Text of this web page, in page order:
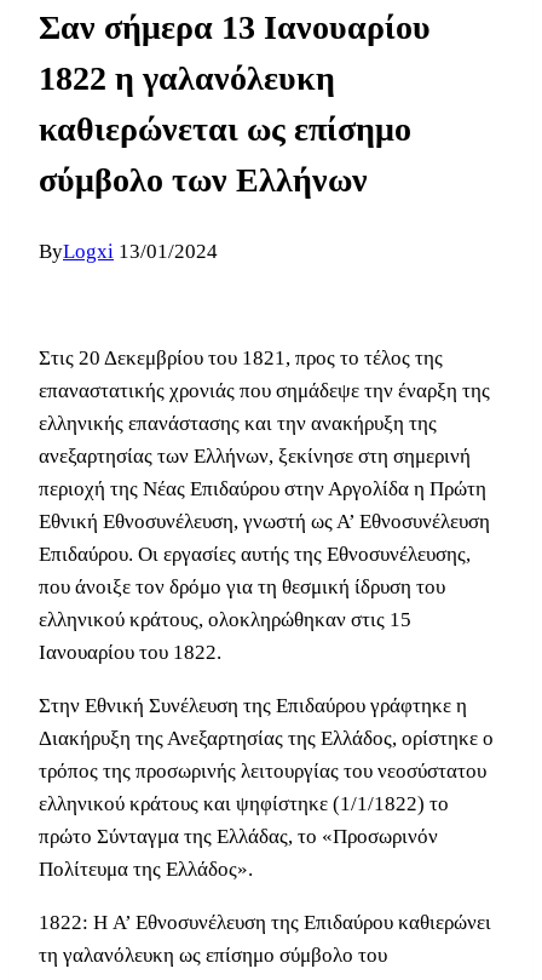
Σαν σήμερα 13 Ιανουαρίου
1822 η γαλανόλευκη
καθιερώνεται ως επίσημο
σύμβολο των Ελλήνων
ByLogxi 13/01/2024
Στις 20 Δεκεμβρίου του 1821, προς το τέλος της
επαναστατικής χρονιάς που σημάδεψε την έναρξη της
ελληνικής επανάστασης και την ανακήρυξη της
ανεξαρτησίας των Ελλήνων, ξεκίνησε στη σημερινή
περιοχή της Νέας Επιδαύρου στην Αργολίδα η Πρώτη
Εθνική Εθνοσυνέλευση, γνωστή ως Α’ Εθνοσυνέλευση
Επιδαύρου. Οι εργασίες αυτής της Εθνοσυνέλευσης,
που άνοιξε τον δρόμο για τη θεσμική ίδρυση του
ελληνικού κράτους, ολοκληρώθηκαν στις 15
Ιανουαρίου του 1822.
Στην Εθνική Συνέλευση της Επιδαύρου γράφτηκε η
Διακήρυξη της Ανεξαρτησίας της Ελλάδος, ορίστηκε ο
τρόπος της προσωρινής λειτουργίας του νεοσύστατου
ελληνικού κράτους και ψηφίστηκε (1/1/1822) το
πρώτο Σύνταγμα της Ελλάδας, το «Προσωρινόν
Πολίτευμα της Ελλάδος».
1822: Η A’ Εθνοσυνέλευση της Επιδαύρου καθιερώνει
τη γαλανόλευκη ως επίσημο σύμβολο του